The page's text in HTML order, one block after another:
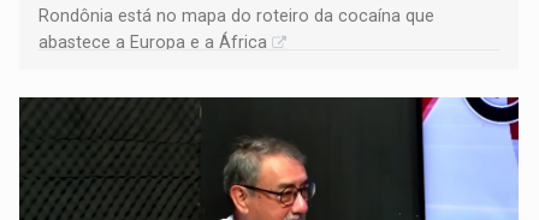
Rondônia está no mapa do roteiro da cocaína que
abastece a Europa e a África